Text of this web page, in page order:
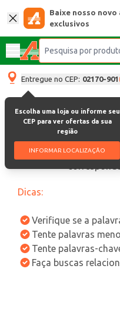
Baixe nosso novo
exclusivos
Entregue no CEP: 02170-901
Escolha uma loja ou informe seu
CEP para ver ofertas da sua
região
INFORMAR LOCALIZAÇÃO
oops, não
Dicas:
Verifique se a
Tente palavras
Tente palavras-
Faça buscas